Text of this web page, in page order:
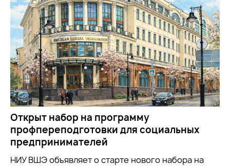
Открыт набор на программу
профпереподготовки для социальных
предпринимателей
НИУ ВШЭ объявляет о старте нового набора на